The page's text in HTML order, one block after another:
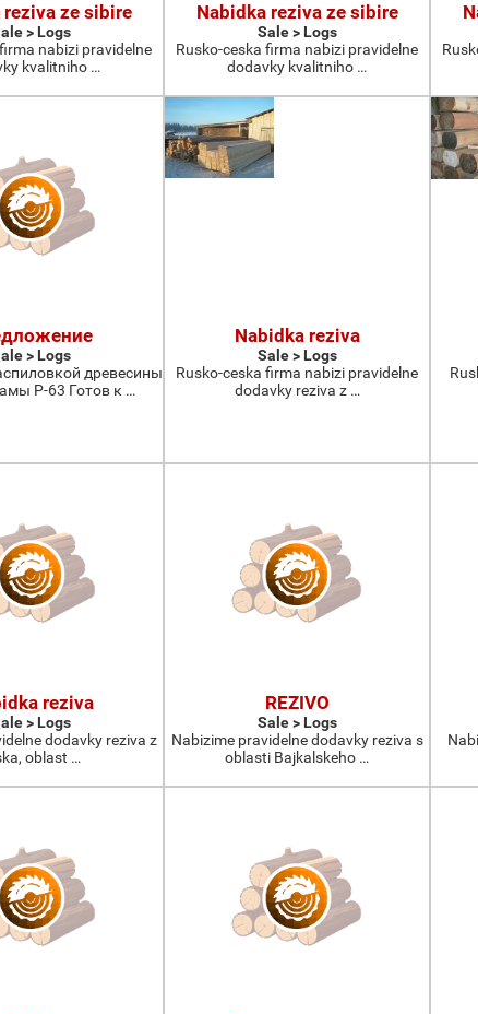
reziva ze sibire
> Logs
nabizi pravidelne
kvalitniho …
Nabidka reziva ze sibire
Sale > Logs
Rusko-ceska firma nabizi pravidelne
dodavky kvalitniho …
> Logs
древесины
Р-63 Готов к …
Nabidka reziva
Sale > Logs
Rusko-ceska firma nabizi pravidelne
dodavky reziva z …
reziva
> Logs
dodavky reziva z
oblast …
REZIVO
Sale > Logs
Nabizime pravidelne dodavky reziva s
oblasti Bajkalskeho …